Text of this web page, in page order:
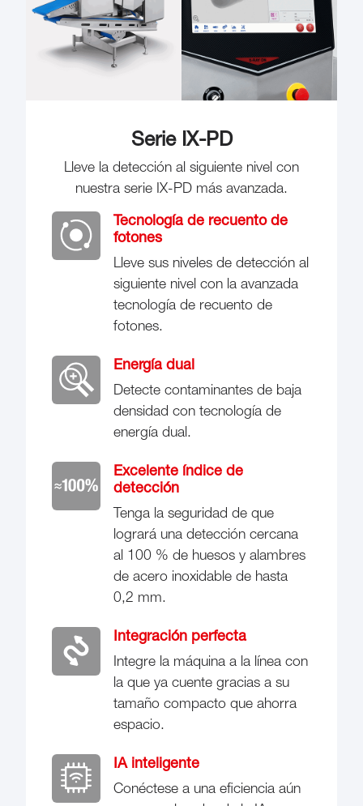
Serie IX-PD
Lleve la detección al siguiente nivel con
nuestra serie IX-PD más avanzada.
Tecnología de recuento de
fotones
Lleve sus niveles de detección al
siguiente nivel con la avanzada
tecnología de recuento de
fotones.
Energía dual
Detecte contaminantes de baja
densidad con tecnología de
energía dual.
Excelente índice de
detección
Tenga la seguridad de que
logrará una detección cercana
al 100 % de huesos y alambres
de acero inoxidable de hasta
0,2 mm.
Integración perfecta
Integre la máquina a la línea con
la que ya cuente gracias a su
tamaño compacto que ahorra
espacio.
IA inteligente
Conéctese a una eficiencia aún